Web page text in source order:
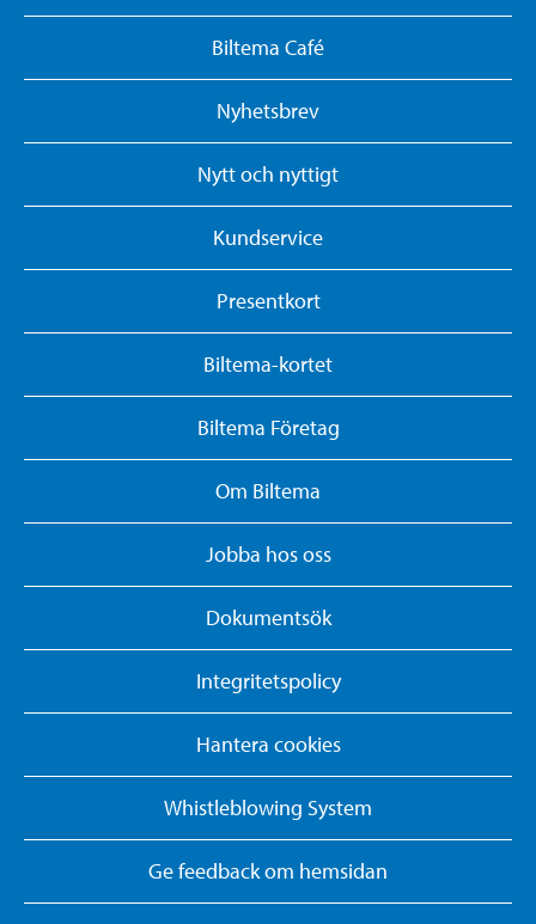
Biltema Café
Nyhetsbrev
Nytt och nyttigt
Kundservice
Presentkort
Biltema-kortet
Biltema Företag
Om Biltema
Jobba hos oss
Dokumentsök
Integritetspolicy
Hantera cookies
Whistleblowing System
Ge feedback om hemsidan